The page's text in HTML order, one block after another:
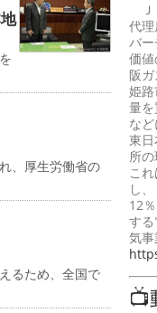
、厚生労働省の
るため、全国で
Ｊ
代
バ
価
阪
姫
量
な
東
所
こ
し
12
す
気事
📺